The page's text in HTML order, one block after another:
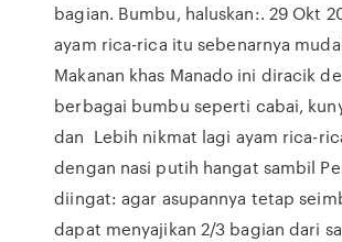
bagian. Bumbu, haluskan:. 29 Okt
ayam rica-rica itu sebenarnya
Makanan khas Manado ini diracik
berbagai bumbu seperti cabai,
dan Lebih nikmat lagi ayam rica-
dengan nasi putih hangat sambil
diingat: agar asupannya tetap
dapat menyajikan 2/3 bagian dari